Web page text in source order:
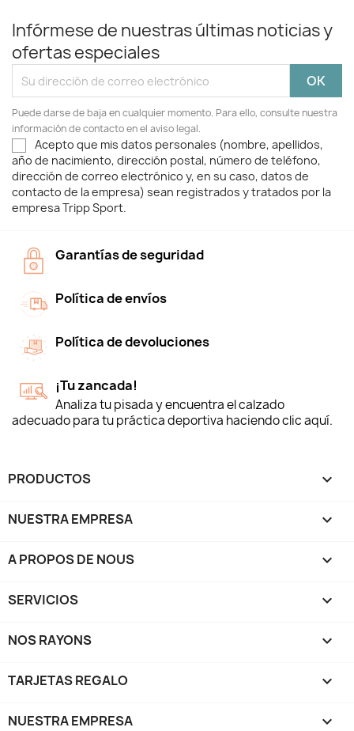
Infórmese de nuestras últimas noticias y
ofertas especiales
Puede darse de baja en cualquier momento. Para ello, consulte nuestra
información de contacto en el aviso legal.
Acepto que mis datos personales (nombre, apellidos,
año de nacimiento, dirección postal, número de teléfono,
dirección de correo electrónico y, en su caso, datos de
contacto de la empresa) sean registrados y tratados por la
empresa Tripp Sport.
Garantías de seguridad
Política de envíos
Política de devoluciones
¡Tu zancada!
Analiza tu pisada y encuentra el calzado
adecuado para tu práctica deportiva haciendo clic aquí.
PRODUCTOS 
NUESTRA EMPRESA 
A PROPOS DE NOUS 
SERVICIOS 
NOS RAYONS 
TARJETAS REGALO 
NUESTRA EMPRESA 